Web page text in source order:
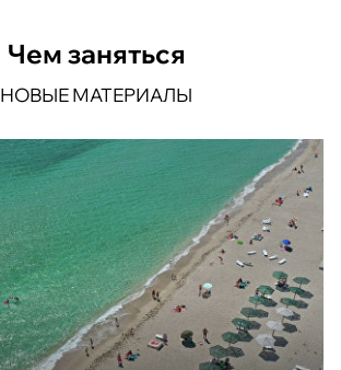
Чем заняться
НОВЫЕ МАТЕРИАЛЫ